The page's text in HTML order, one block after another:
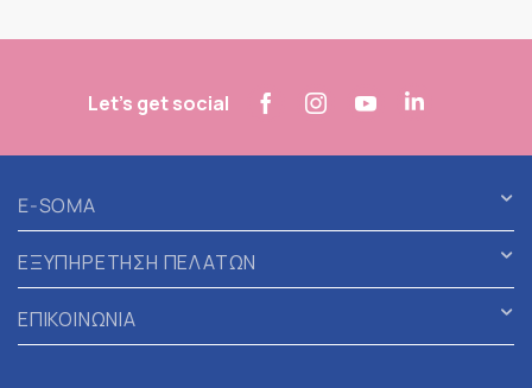
Let's get social
E-SOMA
ΕΞΥΠΗΡΕΤΗΣΗ ΠΕΛΑΤΩΝ
ΕΠΙΚΟΙΝΩΝΙΑ